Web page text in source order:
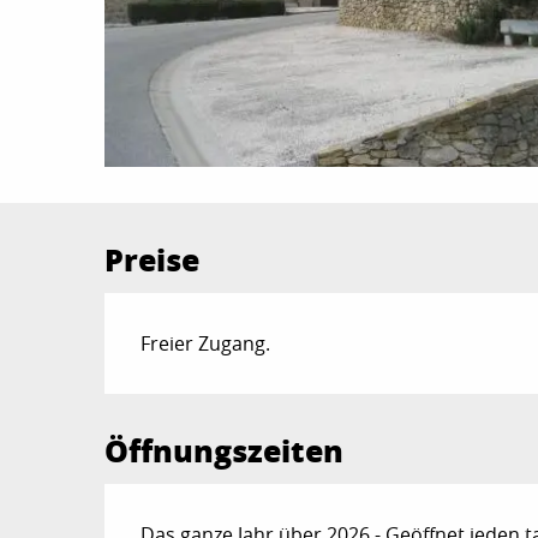
Preise
Freier Zugang.
Öffnungszeiten